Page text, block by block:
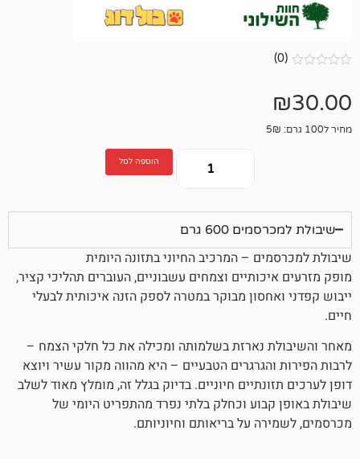
הוספה לסל
600 גרם
– המרכיב החיוני בתזונה היומית
וצמחים עשבוניים, העוברים תהליכי קציר,
מבוקר במטרה לספק הזנה איכותית לבעלי
נארזת בשלמותה ומכילה את כל חלקי הצמח –
הטבעיים – היא מהווה מקור עשיר ויוצא
חיוניים. בדיוק בגלל זה, מומלץ מאוד לשלב
וכחלק בלתי נפרד מהתפריט היומי של
על בריאותם וחיוניותם.